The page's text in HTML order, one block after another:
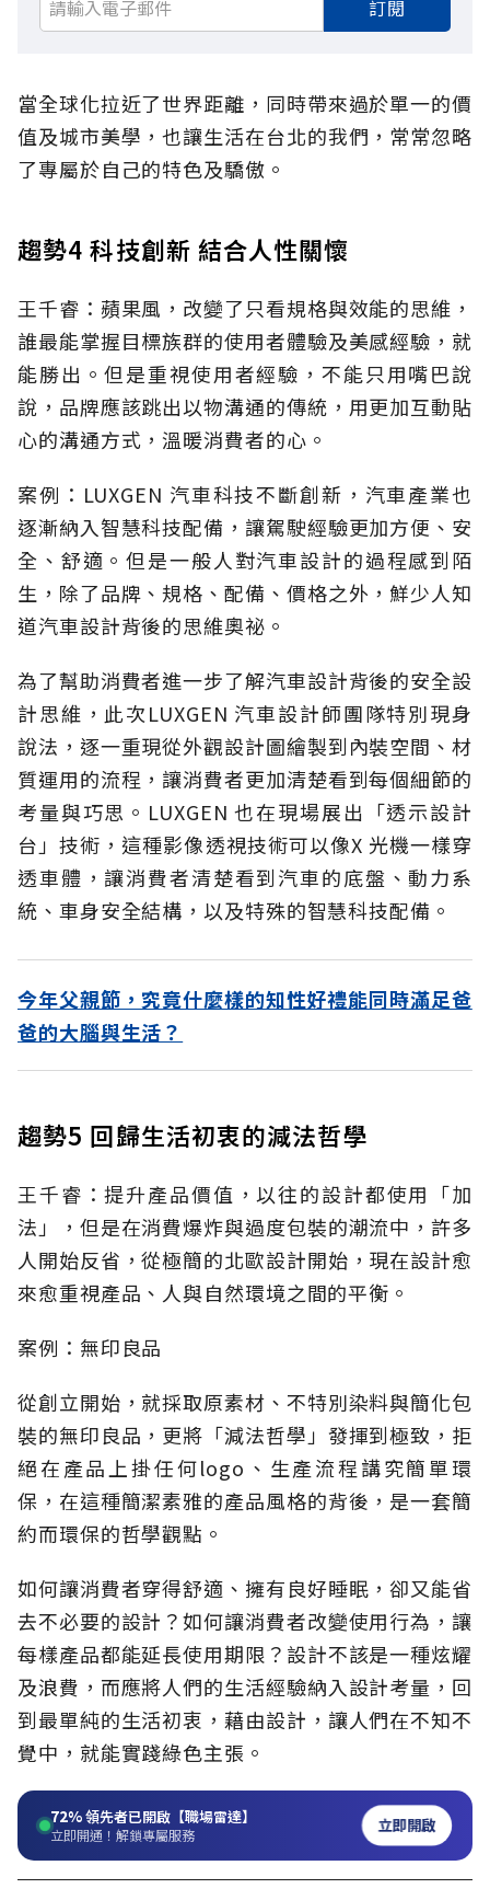
訂閱
當全球化拉近了世界距離，同時帶來過於單一的價
值及城市美學，也讓生活在台北的我們，常常忽略
了專屬於自己的特色及驕傲。
趨勢4 科技創新 結合人性關懷
王千睿：蘋果風，改變了只看規格與效能的思維，
誰最能掌握目標族群的使用者體驗及美感經驗，就
能勝出。但是重視使用者經驗，不能只用嘴巴說
說，品牌應該跳出以物溝通的傳統，用更加互動貼
心的溝通方式，溫暖消費者的心。
案例：LUXGEN 汽車科技不斷創新，汽車產業也
逐漸納入智慧科技配備，讓駕駛經驗更加方便、安
全、舒適。但是一般人對汽車設計的過程感到陌
生，除了品牌、規格、配備、價格之外，鮮少人知
道汽車設計背後的思維奧祕。
為了幫助消費者進一步了解汽車設計背後的安全設
計思維，此次LUXGEN 汽車設計師團隊特別現身
說法，逐一重現從外觀設計圖繪製到內裝空間、材
質運用的流程，讓消費者更加清楚看到每個細節的
考量與巧思。LUXGEN 也在現場展出「透示設計
台」技術，這種影像透視技術可以像X 光機一樣穿
透車體，讓消費者清楚看到汽車的底盤、動力系
統、車身安全結構，以及特殊的智慧科技配備。
今年父親節，究竟什麼樣的知性好禮能同時滿足爸
爸的大腦與生活？
趨勢5 回歸生活初衷的減法哲學
王千睿：提升產品價值，以往的設計都使用「加
法」，但是在消費爆炸與過度包裝的潮流中，許多
人開始反省，從極簡的北歐設計開始，現在設計愈
來愈重視產品、人與自然環境之間的平衡。
案例：無印良品
從創立開始，就採取原素材、不特別染料與簡化包
裝的無印良品，更將「減法哲學」發揮到極致，拒
絕在產品上掛任何logo、生產流程講究簡單環
保，在這種簡潔素雅的產品風格的背後，是一套簡
約而環保的哲學觀點。
如何讓消費者穿得舒適、擁有良好睡眠，卻又能省
去不必要的設計？如何讓消費者改變使用行為，讓
每樣產品都能延長使用期限？設計不該是一種炫耀
及浪費，而應將人們的生活經驗納入設計考量，回
到最單純的生活初衷，藉由設計，讓人們在不知不
覺中，就能實踐綠色主張。
72%領先者已開啟【職場雷達】
立即開通！解鎖專屬服務 立即開啟